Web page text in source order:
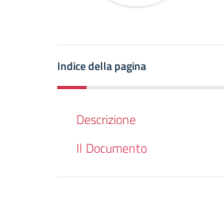
Indice della pagina
Descrizione
Il Documento